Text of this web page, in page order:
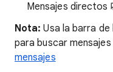
Mensajes directos
Nota: Usa la barra
para buscar
mensajes